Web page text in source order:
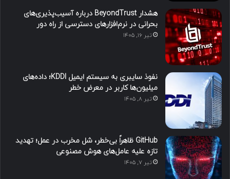
هشدار BeyondTrust درباره آسیب‌پذیری‌های
بحرانی در نرم‌افزارهای دسترسی از راه دور
تیر ۱۶, ۱۴۰۵
نفوذ سایبری به سیستم ایمیل KDDI؛ داده‌های
میلیون‌ها کاربر در معرض خطر
تیر ۸, ۱۴۰۵
GitHub ظاهراً بی‌خطر، شل مخرب در عمل؛ تهدید
تازه علیه عامل‌های هوش مصنوعی
تیر ۷, ۱۴۰۵